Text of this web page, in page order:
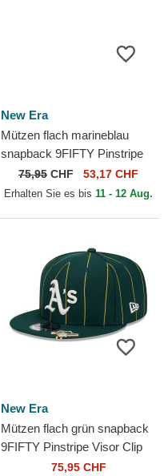
New Era
Mützen flach marineblau
snapback 9FIFTY Pinstripe
Visor Clip der Boston Red
Sox MLB von New Era
75,95 CHF 53,17 CHF
Erhalten Sie es bis 11 - 12 Aug.
New Era
Mützen flach grün snapback
9FIFTY Pinstripe Visor Clip
der Oakland Athletics MLB
75,95 CHF